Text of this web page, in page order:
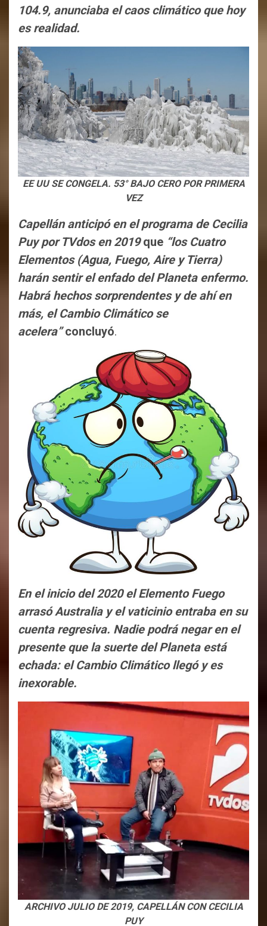
104.9, anunciaba el caos climático que hoy
es realidad.
EE UU SE CONGELA. 53° BAJO CERO POR PRIMERA
VEZ
Capellán anticipó en el programa de Cecilia
Puy por TVdos en 2019que “los Cuatro
Elementos (Agua, Fuego, Aire y Tierra)
harán sentir el enfado del Planeta enfermo.
Habrá hechos sorprendentes y de ahí en
más, el Cambio Climático se
acelera”concluyó.
En el inicio del 2020 el Elemento Fuego
arrasó Australia y el vaticinio entraba en su
cuenta regresiva. Nadie podrá negar en el
presente que la suerte del Planeta está
echada: el Cambio Climático llegó y es
inexorable.
ARCHIVO JULIO DE 2019, CAPELLÁN CON CECILIA
PUY